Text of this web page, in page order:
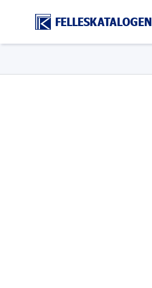
FELLESKATALOGEN